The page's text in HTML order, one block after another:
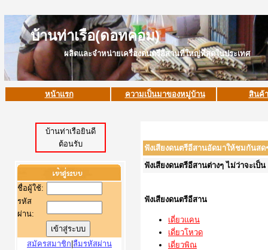
บ้านท่าเรือ(ดอทคอม)
ผลิตและจำหน่ายเครื่องดนตรีอีสานที่ใหญ่ที่สุดในประเทศ
หน้าแรก ความเป็นมาของหมู่บ้าน สินค้
บ้านท่าเรือยินดี
ต้อนรับ
ชื่อผู้ใช้:
รหัส
ผ่าน:
สมัครสมาชิก ลืมรหัสผ่าน
ฟังเสียงดนตรีอีสานอัดมาให้ชมกันสด
ฟังเสียงดนตรีอีสานต่างๆ ไม่ว่าจะเป็
ฟังเสียงดนตรีอีสาน
เดี่ยวแคน
เดี่ยวโหวด
เดี่ยวพิณ